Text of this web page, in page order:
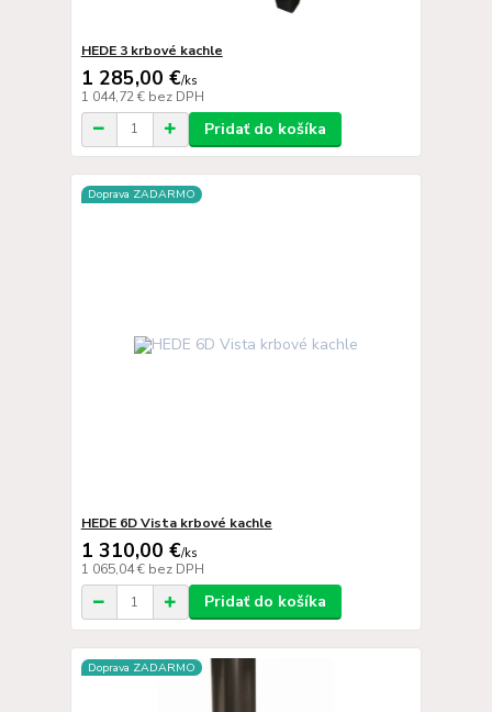
HEDE 3 krbové kachle
1 285,00 €/ks
1 044,72 € bez DPH
Pridať do košíka
Doprava ZADARMO
HEDE 6D Vista krbové kachle
1 310,00 €/ks
1 065,04 € bez DPH
Pridať do košíka
Doprava ZADARMO